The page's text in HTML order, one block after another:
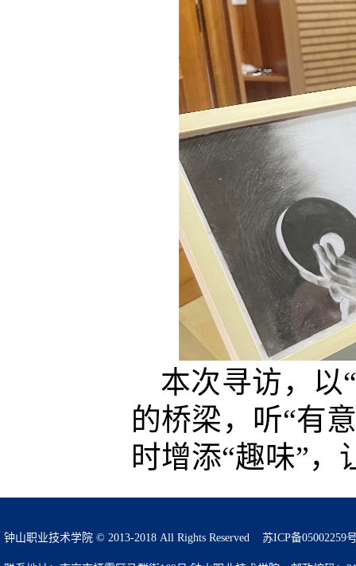
本次寻访，以
的桥梁，听“有
时增添“趣味”
钟山职业技术学院 © 2013-2018 All Rights Reserved 苏ICP备05002259